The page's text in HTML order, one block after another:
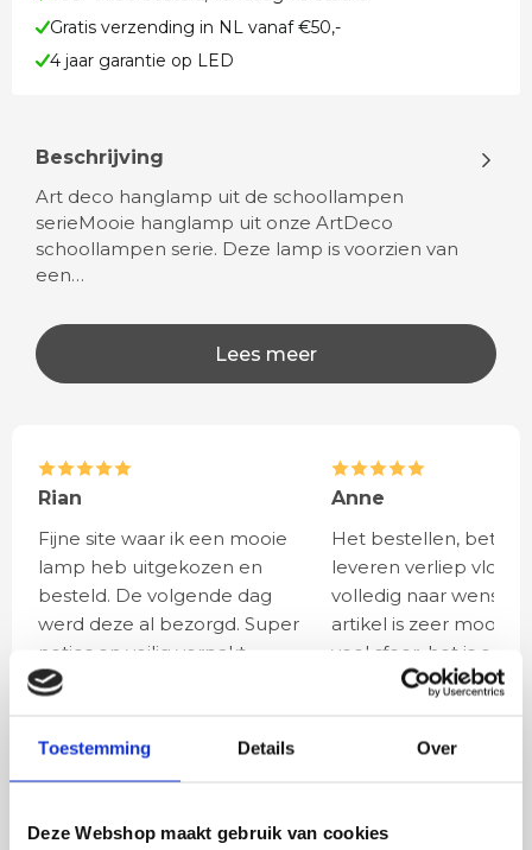
Toestemming Details Over
Deze Webshop maakt gebruik van cookies
Gratis verzending in NL vanaf €50,-
4 jaar garantie op LED
Beschrijving
Art deco hanglamp uit de schoollampen
serieMooie hanglamp uit onze ArtDeco
schoollampen serie. Deze lamp is voorzien van
een…
Lees meer
Rian
Fijne site waar ik een mooie
lamp heb uitgekozen en
besteld. De volgende dag
werd deze al bezorgd. Super
netjes en veilig verpakt.
Anne
Het bestellen,
leveren verliep vlot en
volledig naar wens.
artikel is zeer mooi
veel sfeer, het is ook
eenvoudig te
BESTELINCLUSIEF